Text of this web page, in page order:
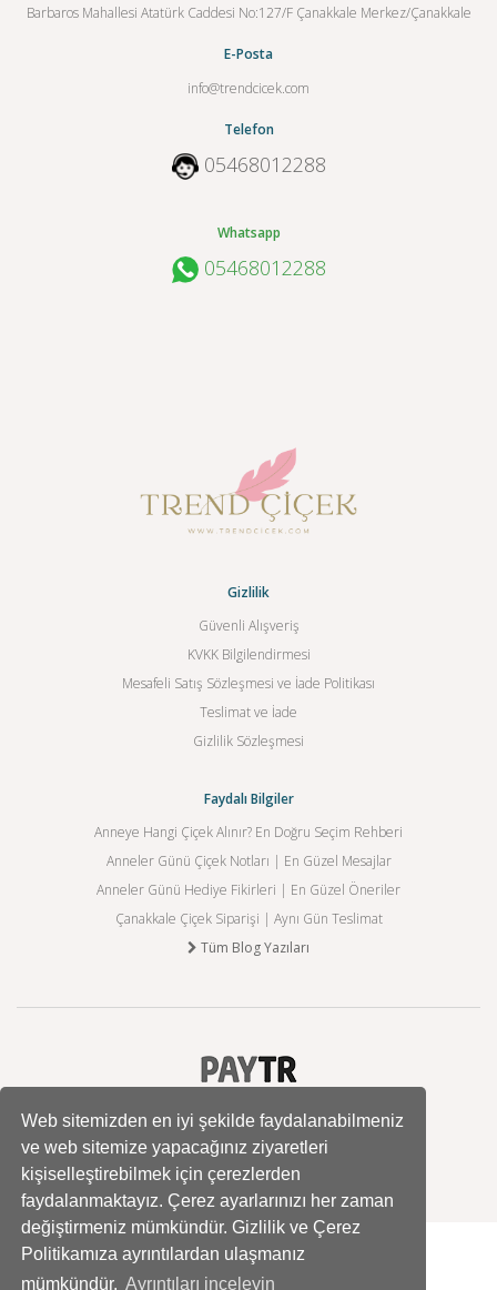
Web sitemizden en iyi şekilde faydalanabilmeniz
ve web sitemize yapacağınız ziyaretleri
kişiselleştirebilmek için çerezlerden
faydalanmaktayız. Çerez ayarlarınızı her zaman
değiştirmeniz mümkündür. Gizlilik ve Çerez
Politikamıza ayrıntılardan ulaşmanız
mümkündür. Ayrıntıları inceleyin
Barbaros Mahallesi Atatürk Caddesi No:127/F Çanakkale Merkez/Çanakkale
E-Posta
info@trendcicek.com
Telefon
05468012288
Whatsapp
05468012288
Gizlilik
Güvenli Alışveriş
KVKK Bilgilendirmesi
Mesafeli Satış Sözleşmesi ve İade Politikası
Teslimat ve İade
Gizlilik Sözleşmesi
Faydalı Bilgiler
Anneye Hangi Çiçek Alınır? En Doğru Seçim Rehberi
Anneler Günü Çiçek Notları | En Güzel Mesajlar
Anneler Günü Hediye Fikirleri | En Güzel Öneriler
Çanakkale Çiçek Siparişi | Aynı Gün Teslimat
Tüm Blog Yazıları